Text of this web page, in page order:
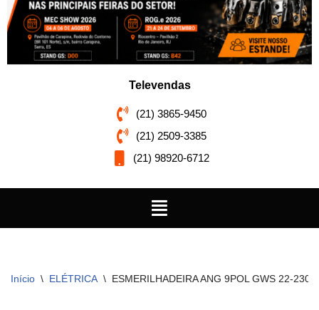
Televendas
(21) 3865-9450
(21) 2509-3385
(21) 98920-6712
Início \ ELÉTRICA \ ESMERILHADEIRA ANG 9POL GWS 22-230